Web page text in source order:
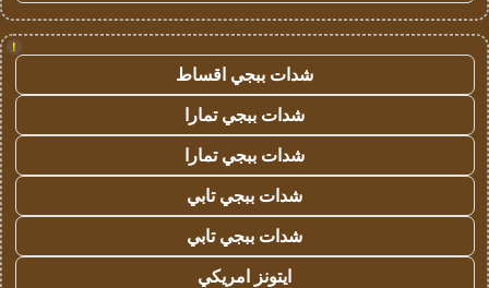
!
شدات ببجي اقساط
شدات ببجي تمارا
شدات ببجي تمارا
شدات ببجي تابي
شدات ببجي تابي
ايتونز امريكي